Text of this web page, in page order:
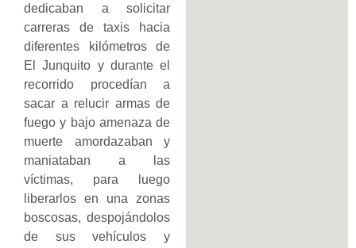
dedicaban a solicitar
carreras de taxis hacia
diferentes kilómetros de
El Junquito y durante el
recorrido procedían a
sacar a relucir armas de
fuego y bajo amenaza de
muerte amordazaban y
maniataban a las
víctimas, para luego
liberarlos en una zonas
boscosas, despojándolos
de sus vehículos y